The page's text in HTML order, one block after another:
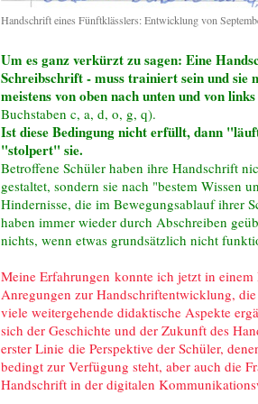
Handschrift eines Fünftklässlers: Entwicklung von
Um es ganz verkürzt zu sagen: Eine
Schreibschrift - muss trainiert sein und sie
meistens von oben nach unten und von
Buchstaben c, a, d, o, g, q).
Ist diese Bedingung nicht erfüllt, dann
"stolpert" sie.
Betroffene Schüler haben ihre Handschrift
gestaltet, sondern sie nach "bestem Wissen
Hindernisse, die im Bewegungsablauf ihrer
haben immer wieder durch Abschreiben
nichts, wenn etwas grundsätzlich nicht
Meine Erfahrungen konnte ich jetzt in
Anregungen zur Handschriftentwicklung,
viele weitergehende didaktische Aspekte
sich der Geschichte und der Zukunft des
erster Linie die Perspektive der Schüler,
bedingt zur Verfügung steht, aber auch die
Handschrift in der digitalen